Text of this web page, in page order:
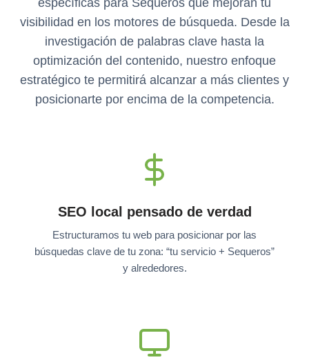
visibilidad en los motores de búsqueda. Desde la
investigación de palabras clave hasta la
optimización del contenido, nuestro enfoque
estratégico te permitirá alcanzar a más clientes y
posicionarte por encima de la competencia.
SEO local pensado de verdad
Estructuramos tu web para posicionar por las
búsquedas clave de tu zona: “tu servicio + Sequeros”
y alrededores.